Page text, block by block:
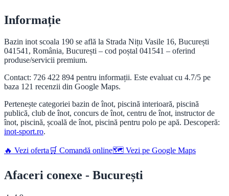
Informație
Bazin inot scoala 190 se află la Strada Nițu Vasile 16, București
041541, România, București – cod poștal 041541 – oferind
produse/servicii premium.
Contact: 726 422 894 pentru informații. Este evaluat cu 4.7/5 pe
baza 121 recenzii din Google Maps.
Pertenește categoriei bazin de înot, piscină interioară, piscină
publică, club de înot, concurs de înot, centru de înot, instructor de
înot, piscină, școală de înot, piscină pentru polo pe apă. Descoperă:
inot-sport.ro.
🔥 Vezi oferta 🛒 Comandă online🗺️ Vezi pe Google Maps
Afaceri conexe - București